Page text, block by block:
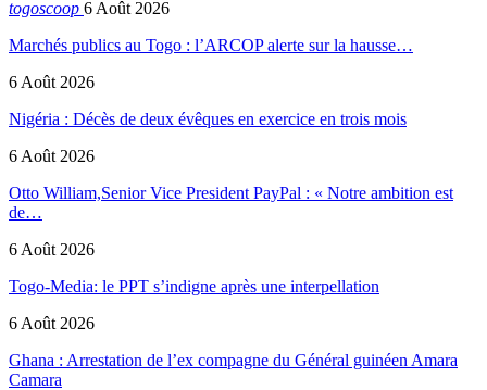
togoscoop 6 Août 2026
Marchés publics au Togo : l’ARCOP alerte sur la hausse…
6 Août 2026
Nigéria : Décès de deux évêques en exercice en trois mois
6 Août 2026
Otto William,Senior Vice President PayPal : « Notre ambition est
de…
6 Août 2026
Togo-Media: le PPT s’indigne après une interpellation
6 Août 2026
Ghana : Arrestation de l’ex compagne du Général guinéen Amara
Camara